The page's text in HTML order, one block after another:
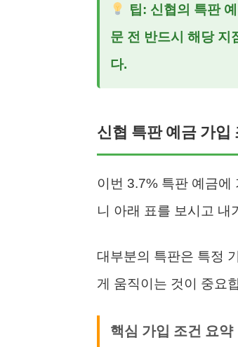
팁: 신협의 특판
문 전 반드시 해당 지
다.
신협 특판 예금 가입
이번 3.7% 특판 예금에
니 아래 표를 보시고 내
대부분의 특판은 특정
게 움직이는 것이 중요
핵심 가입 조건 요약